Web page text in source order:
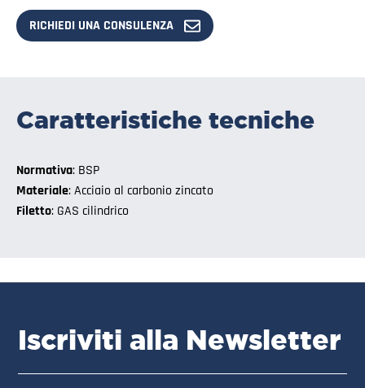
RICHIEDI UNA CONSULENZA
Caratteristiche tecniche
Normativa: BSP
Materiale: Acciaio al carbonio zincato
Filetto: GAS cilindrico
Iscriviti alla Newsletter